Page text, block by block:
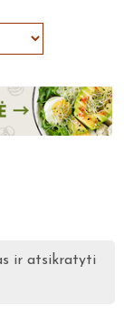
ir atsikratyti